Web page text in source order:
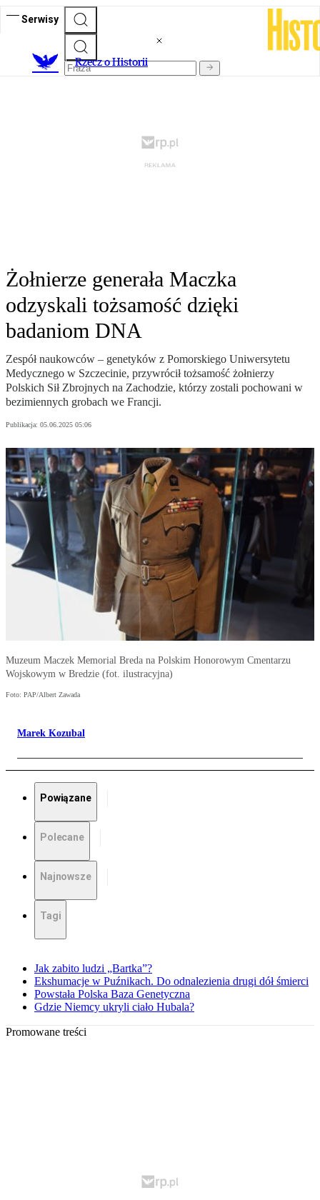
Serwisy
Rzecz o Historii
Żołnierze generała Maczka
odzyskali tożsamość dzięki
badaniom DNA
Zespół naukowców – genetyków z Pomorskiego Uniwersytetu
Medycznego w Szczecinie, przywrócił tożsamość żołnierzy
Polskich Sił Zbrojnych na Zachodzie, którzy zostali pochowani w
bezimiennych grobach we Francji.
Publikacja: 05.06.2025 05:06
Muzeum Maczek Memorial Breda na Polskim Honorowym Cmentarzu
Wojskowym w Bredzie (fot. ilustracyjna)
Foto: PAP/Albert Zawada
Marek Kozubal
Powiązane
Polecane
Najnowsze
Tagi
Jak zabito ludzi „Bartka”?
Ekshumacje w Puźnikach. Do odnalezienia drugi dół śmierci
Powstała Polska Baza Genetyczna
Gdzie Niemcy ukryli ciało Hubala?
Promowane treści